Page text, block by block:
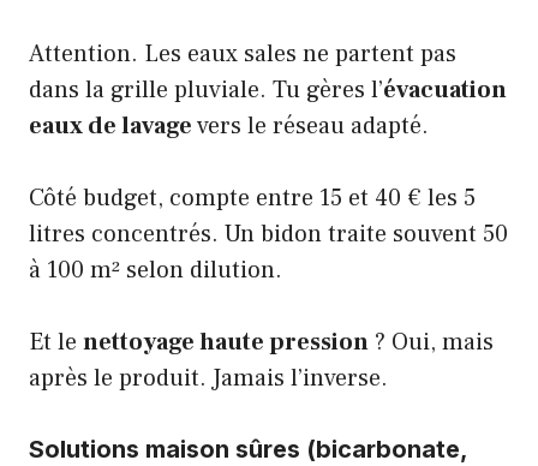
Attention. Les eaux sales ne partent pas
dans la grille pluviale. Tu gères l’évacuation
eaux de lavagevers le réseau adapté.
Côté budget, compte entre 15 et 40 € les 5
litres concentrés. Un bidon traite souvent 50
à 100 m² selon dilution.
Et le nettoyage haute pression ? Oui, mais
après le produit. Jamais l’inverse.
Solutions maison sûres (bicarbonate,